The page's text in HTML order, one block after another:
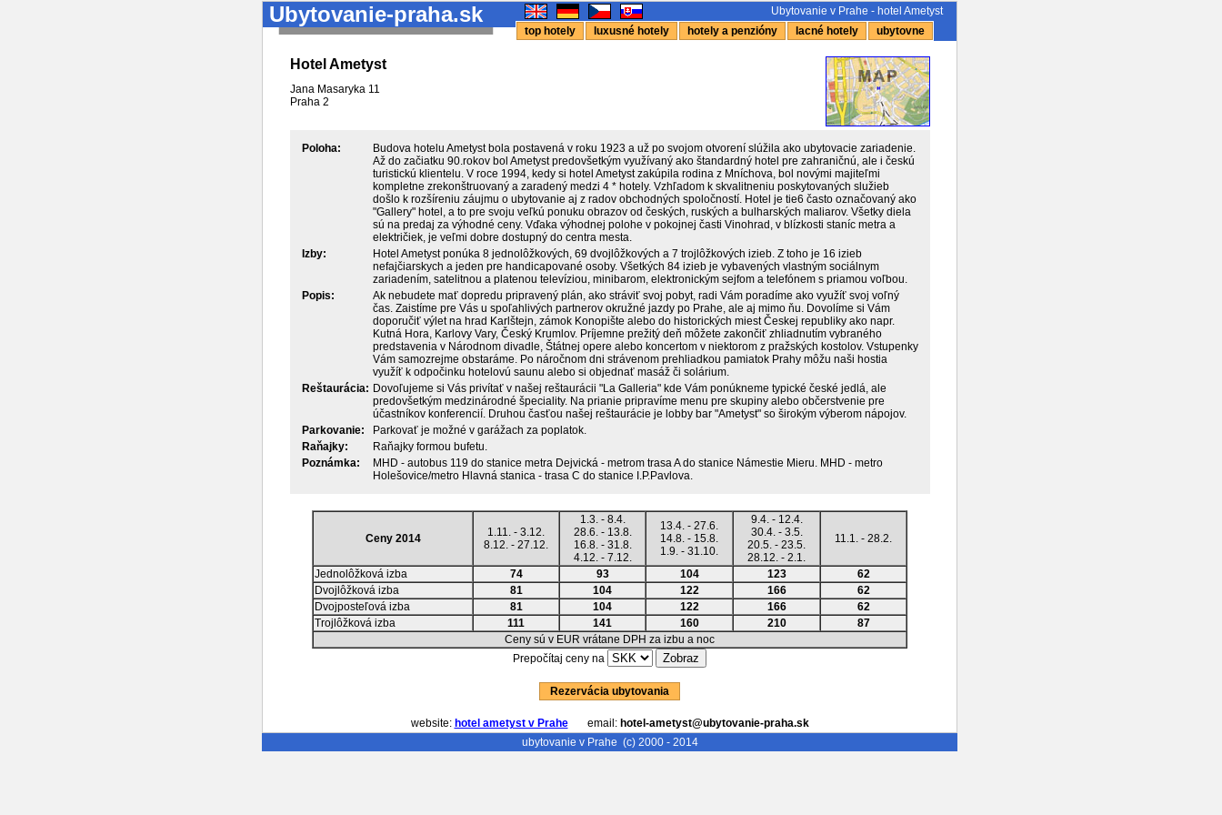
Ubytovanie-praha.sk
Ubytovanie v Prahe - hotel Ametyst
top hotely
luxusné hotely hotely a penzióny lacné hotely ubytovne
Hotel Ametyst
Jana Masaryka 11
Praha 2
Poloha:
Budova hotelu Ametyst bola postavená v roku 1923 a už po svojom otvorení slúžila ako ubytovacie zariadenie.
Až do začiatku 90.rokov bol Ametyst predovšetkým využívaný ako štandardný hotel pre zahraničnú, ale i českú
turistickú klientelu. V roce 1994, kedy si hotel Ametyst zakúpila rodina z Mníchova, bol novými majiteľmi
kompletne zrekonštruovaný a zaradený medzi 4 * hotely. Vzhľadom k skvalitneniu poskytovaných služieb
došlo k rozšíreniu záujmu o ubytovanie aj z radov obchodných spoločností. Hotel je tie6 často označovaný ako
"Gallery" hotel, a to pre svoju veľkú ponuku obrazov od českých, ruských a bulharských maliarov. Všetky diela
sú na predaj za výhodné ceny. Vďaka výhodnej polohe v pokojnej časti Vinohrad, v blízkosti staníc metra a
električiek, je veľmi dobre dostupný do centra mesta.
Izby:
Hotel Ametyst ponúka 8 jednolôžkových, 69 dvojlôžkových a 7 trojlôžkových izieb. Z toho je 16 izieb
nefajčiarskych a jeden pre handicapované osoby. Všetkých 84 izieb je vybavených vlastným sociálnym
zariadením, satelitnou a platenou televíziou, minibarom, elektronickým sejfom a telefónem s priamou voľbou.
Popis:
Ak nebudete mať dopredu pripravený plán, ako stráviť svoj pobyt, radi Vám poradíme ako využíť svoj voľný
čas. Zaistíme pre Vás u spoľahlivých partnerov okružné jazdy po Prahe, ale aj mimo ňu. Dovolíme si Vám
doporučiť výlet na hrad Karlštejn, zámok Konopište alebo do historických miest Českej republiky ako napr.
Kutná Hora, Karlovy Vary, Český Krumlov. Príjemne prežitý deň môžete zakončiť zhliadnutím vybraného
predstavenia v Národnom divadle, Štátnej opere alebo koncertom v niektorom z pražských kostolov. Vstupenky
Vám samozrejme obstaráme. Po náročnom dni strávenom prehliadkou pamiatok Prahy môžu naši hostia
využíť k odpočinku hotelovú saunu alebo si objednať masáž či solárium.
Reštaurácia: Dovoľujeme si Vás privítať v našej reštaurácii "La Galleria" kde Vám ponúkneme typické české jedlá, ale
predovšetkým medzinárodné špeciality. Na prianie pripravíme menu pre skupiny alebo občerstvenie pre
účastníkov konferencií. Druhou časťou našej reštaurácie je lobby bar "Ametyst" so širokým výberom nápojov.
Parkovanie:
Parkovať je možné v garážach za poplatok.
Raňajky:
Raňajky formou bufetu.
Poznámka:
MHD - autobus 119 do stanice metra Dejvická - metrom trasa A do stanice Námestie Mieru. MHD - metro
Holešovice/metro Hlavná stanica - trasa C do stanice I.P.Pavlova.
Ceny 2014
1.11. - 3.12.
8.12. - 27.12.
1.3. - 8.4.
28.6. - 13.8.
16.8. - 31.8.
4.12. - 7.12.
13.4. - 27.6.
14.8. - 15.8.
1.9. - 31.10.
9.4. - 12.4.
30.4. - 3.5.
20.5. - 23.5.
28.12. - 2.1.
11.1. - 28.2.
Jednolôžková izba 74 93 104 123
62
Dvojlôžková izba
81 104 122 166
62
Dvojposteľová izba
81 104 122 166
62
Trojlôžková izba
111 141 160 210
87
Ceny sú v EUR vrátane DPH za izbu a noc
Prepočítaj ceny na
Rezervácia ubytovania
website: hotel ametyst v Praheemail: hotel-ametyst@ubytovanie-praha.sk
ubytovanie v Prahe (c) 2000 - 2014